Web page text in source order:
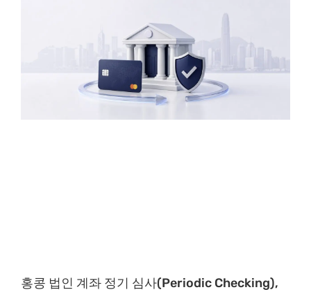
홍콩 법인 계좌 정기 심사(Periodic Checking),